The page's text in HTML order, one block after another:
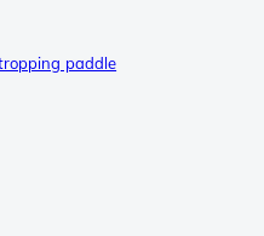
paddle